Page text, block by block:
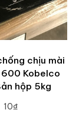
chịu mài
Kobelco
hộp 5kg
10₫